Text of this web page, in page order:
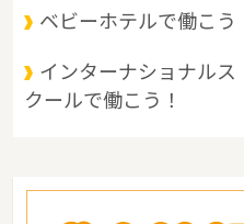
に大きく分けられます。 県北部
ベビーホテルで働こう
インターナショナルス
クールで働こう！